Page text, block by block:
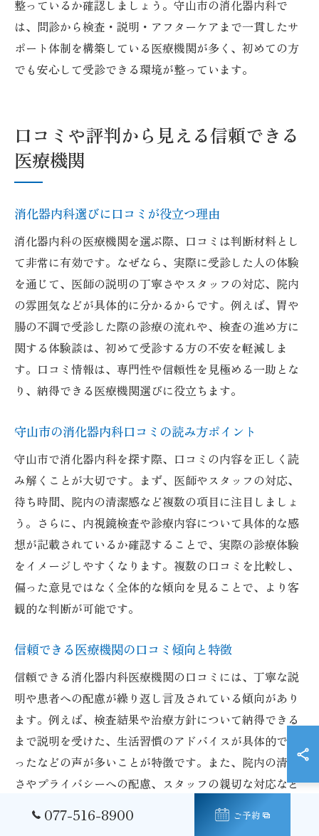
整っているか確認しましょう。守山市の消化器内科で
は、問診から検査・説明・アフターケアまで一貫したサ
ポート体制を構築している医療機関が多く、初めての方
でも安心して受診できる環境が整っています。
口コミや評判から見える信頼できる
医療機関
消化器内科選びに口コミが役立つ理由
消化器内科の医療機関を選ぶ際、口コミは判断材料とし
て非常に有効です。なぜなら、実際に受診した人の体験
を通じて、医師の説明の丁寧さやスタッフの対応、院内
の雰囲気などが具体的に分かるからです。例えば、胃や
腸の不調で受診した際の診療の流れや、検査の進め方に
関する体験談は、初めて受診する方の不安を軽減しま
す。口コミ情報は、専門性や信頼性を見極める一助とな
り、納得できる医療機関選びに役立ちます。
守山市の消化器内科口コミの読み方ポイント
守山市で消化器内科を探す際、口コミの内容を正しく読
み解くことが大切です。まず、医師やスタッフの対応、
待ち時間、院内の清潔感など複数の項目に注目しましょ
う。さらに、内視鏡検査や診療内容について具体的な感
想が記載されているか確認することで、実際の診療体験
をイメージしやすくなります。複数の口コミを比較し、
偏った意見ではなく全体的な傾向を見ることで、より客
観的な判断が可能です。
信頼できる医療機関の口コミ傾向と特徴
信頼できる消化器内科医療機関の口コミには、丁寧な説
明や患者への配慮が繰り返し言及されている傾向があり
ます。例えば、検査結果や治療方針について納得できる
まで説明を受けた、生活習慣のアドバイスが具体的であ
ったなどの声が多いことが特徴です。また、院内の清潔
さやプライバシーへの配慮、スタッフの親切な対応など
も高評価ポイントです。こうした傾向が見られる医療機
関は、安心して受診できる可能性が高いです。
077-516-8900 ご予約